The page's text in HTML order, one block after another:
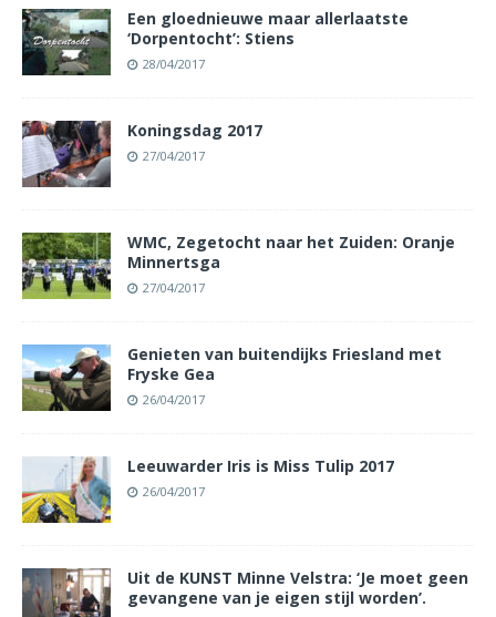
Een gloednieuwe maar allerlaatste
‘Dorpentocht’: Stiens
28/04/2017
Koningsdag 2017
27/04/2017
WMC, Zegetocht naar het Zuiden: Oranje
Minnertsga
27/04/2017
Genieten van buitendijks Friesland met
Fryske Gea
26/04/2017
Leeuwarder Iris is Miss Tulip 2017
26/04/2017
Uit de KUNST Minne Velstra: ‘Je moet geen
gevangene van je eigen stijl worden’.